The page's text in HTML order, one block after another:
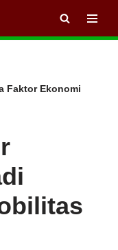
Faktor Ekonomi